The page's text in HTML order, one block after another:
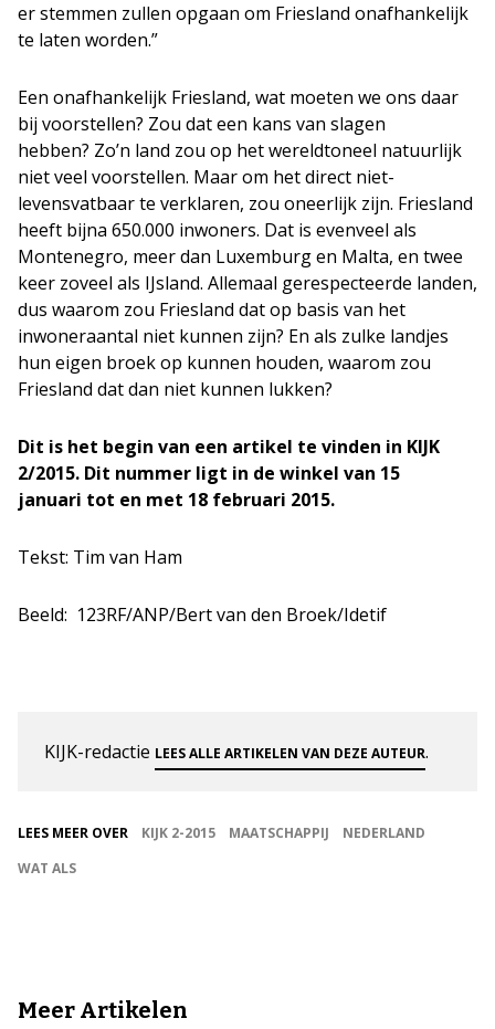
er stemmen zullen opgaan om Friesland onafhankelijk
te laten worden.”
Een onafhankelijk Friesland, wat moeten we ons daar
bij voorstellen? Zou dat een kans van slagen
hebben? Zo’n land zou op het wereldtoneel natuurlijk
niet veel voorstellen. Maar om het direct niet-
levensvatbaar te verklaren, zou oneerlijk zijn. Friesland
heeft bijna 650.000 inwoners. Dat is evenveel als
Montenegro, meer dan Luxemburg en Malta, en twee
keer zoveel als IJsland. Allemaal gerespecteerde landen,
dus waarom zou Friesland dat op basis van het
inwoneraantal niet kunnen zijn? En als zulke landjes
hun eigen broek op kunnen houden, waarom zou
Friesland dat dan niet kunnen lukken?
Dit is het begin van een artikel te vinden in KIJK
2/2015. Dit nummer ligt in de winkel van 15
januari tot en met 18 februari 2015.
Tekst: Tim van Ham
Beeld: 123RF/ANP/Bert van den Broek/Idetif
KIJK-redactie LEES ALLE ARTIKELEN VAN DEZE AUTEUR.
LEES MEER OVER KIJK 2-2015 MAATSCHAPPIJ
NEDERLAND
WAT ALS
Meer Artikelen